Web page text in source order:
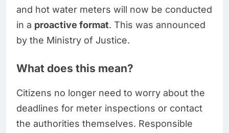
and hot water meters will now be conducted
in a proactive format. This was announced
by the Ministry of Justice.
What does this mean?
Citizens no longer need to worry about the
deadlines for meter inspections or contact
the authorities themselves. Responsible